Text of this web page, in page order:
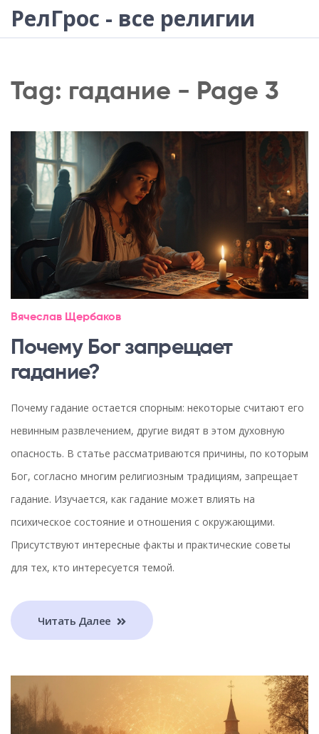
РелГрос - все религии
Tag: гадание - Page 3
Вячеслав Щербаков
Почему Бог запрещает
гадание?
Почему гадание остается спорным: некоторые считают его
невинным развлечением, другие видят в этом духовную
опасность. В статье рассматриваются причины, по которым
Бог, согласно многим религиозным традициям, запрещает
гадание. Изучается, как гадание может влиять на
психическое состояние и отношения с окружающими.
Присутствуют интересные факты и практические советы
для тех, кто интересуется темой.
Читать Далее